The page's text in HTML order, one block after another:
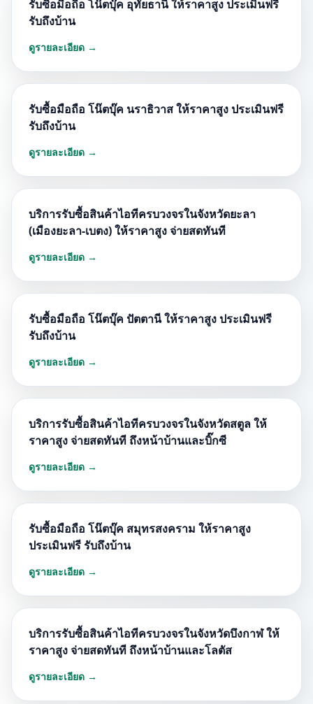
รับซื้อมือถือ โน๊ตบุ๊ค อุทัยธานี ให้ราคาสูง ประเมินฟรี
รับถึงบ้าน
ดูรายละเอียด →
รับซื้อมือถือ โน๊ตบุ๊ค นราธิวาส ให้ราคาสูง ประเมินฟรี
รับถึงบ้าน
ดูรายละเอียด →
บริการรับซื้อสินค้าไอทีครบวงจรในจังหวัดยะลา
(เมืองยะลา-เบตง) ให้ราคาสูง จ่ายสดทันที
ดูรายละเอียด →
รับซื้อมือถือ โน๊ตบุ๊ค ปัตตานี ให้ราคาสูง ประเมินฟรี
รับถึงบ้าน
ดูรายละเอียด →
บริการรับซื้อสินค้าไอทีครบวงจรในจังหวัดสตูล ให้
ราคาสูง จ่ายสดทันที ถึงหน้าบ้านและบิ๊กซี
ดูรายละเอียด →
รับซื้อมือถือ โน๊ตบุ๊ค สมุทรสงคราม ให้ราคาสูง
ประเมินฟรี รับถึงบ้าน
ดูรายละเอียด →
บริการรับซื้อสินค้าไอทีครบวงจรในจังหวัดบึงกาฬ ให้
ราคาสูง จ่ายสดทันที ถึงหน้าบ้านและโลตัส
ดูรายละเอียด →